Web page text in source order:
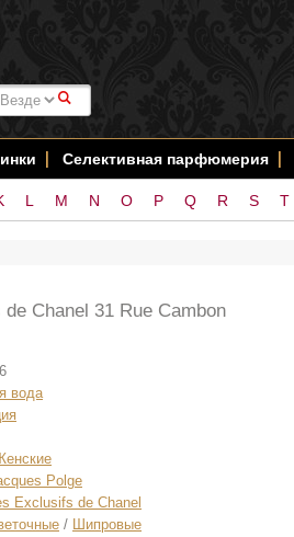
#
Селективная парфюмерия
L M N O P Q R S T
Chanel 31 Rue Cambon
вода
Polge
Exclusifs de Chanel
/ Шипровые